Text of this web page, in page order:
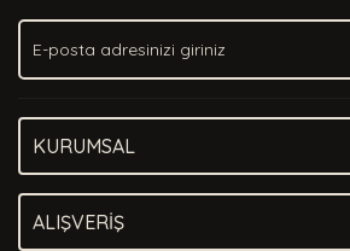
Ürün fiyatı diğer sitelerden daha pahalı.
Bu ürüne benzer farklı alternatifler olmalı.
KURUMSAL
ALIŞVERİŞ